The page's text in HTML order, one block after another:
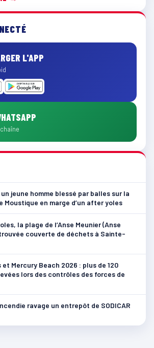
L'APP
jeune homme blessé par balles sur la
Moustique en marge d’un after yoles
la plage de l’Anse Meunier (Anse
couverte de déchets à Sainte-
et Mercury Beach 2026 : plus de 120
lors des contrôles des forces de
ravage un entrepôt de SODICAR